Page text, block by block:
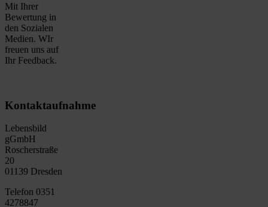
Mit Ihrer
Bewertung in
den Sozialen
Medien. WIr
freuen uns auf
Ihr Feedback.
Kontaktaufnahme
Lebensbild
gGmbH
Roscherstraße
20
01139 Dresden
Telefon 0351
4278847